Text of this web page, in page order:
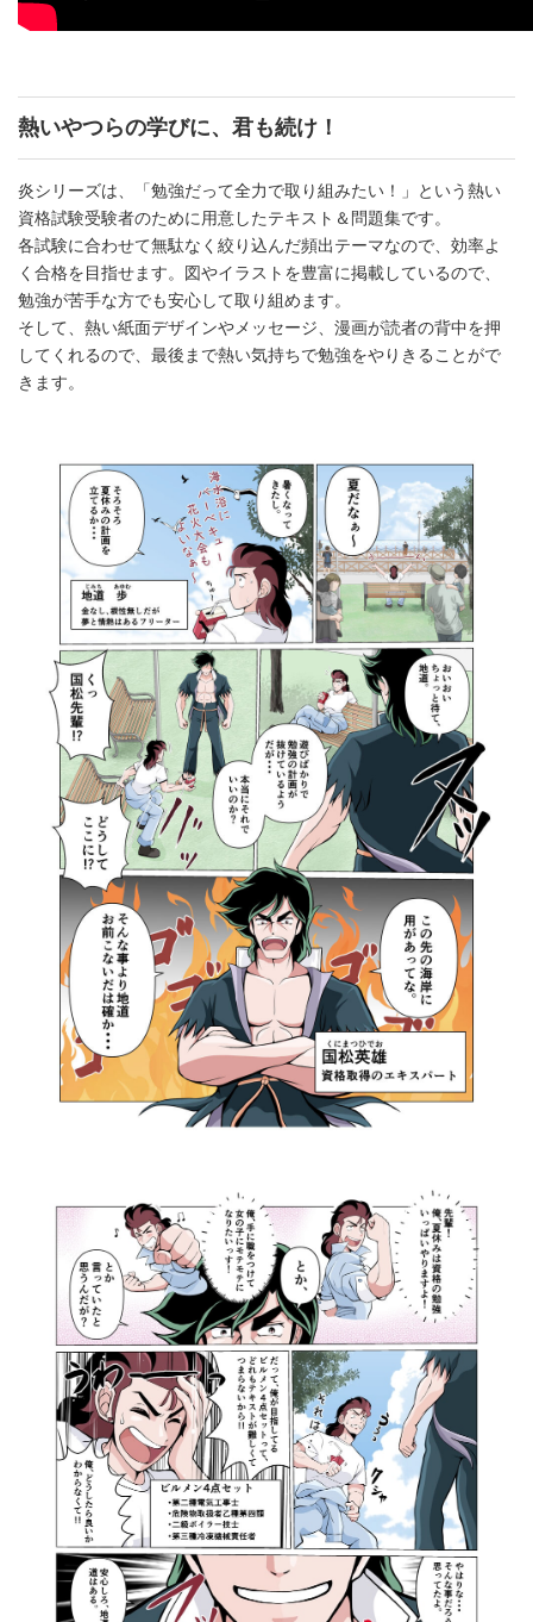
熱いやつらの学びに、君も続け！
炎シリーズは、「勉強だって全力で取り組みたい！」という熱い
資格試験受験者のために用意したテキスト＆問題集です。
各試験に合わせて無駄なく絞り込んだ頻出テーマなので、効率よ
く合格を目指せます。図やイラストを豊富に掲載しているので、
勉強が苦手な方でも安心して取り組めます。
そして、熱い紙面デザインやメッセージ、漫画が読者の背中を押
してくれるので、最後まで熱い気持ちで勉強をやりきることがで
きます。